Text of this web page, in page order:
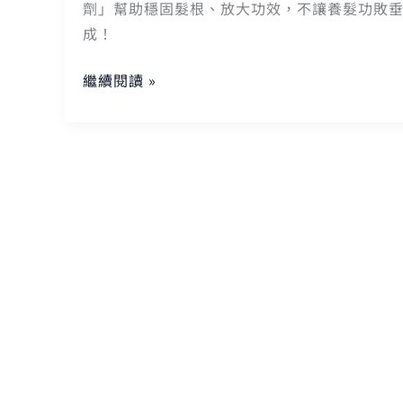
劑」幫助穩固髮根、放大功效，不讓養髮功敗垂
成！
hold
住
厚
繼續閱讀 »